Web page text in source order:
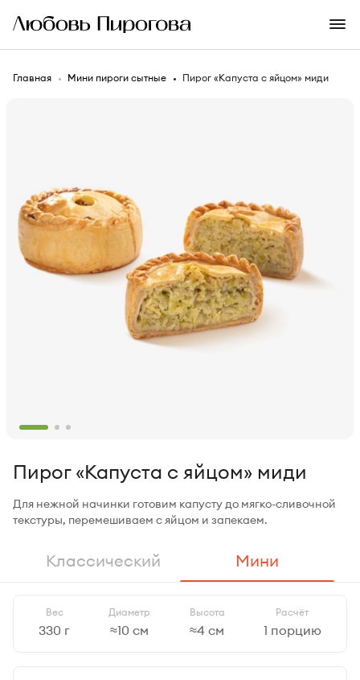
Главная Мини пироги сытные Пирог «Капуста с яйцом» миди
Пирог «Капуста с яйцом» миди
Для нежной начинки готовим капусту до мягко-сливочной
текстуры, перемешиваем с яйцом и запекаем.
Классический Мини
Вес
330 г
Диаметр
≈10 см
Высота
≈4 см
Расчёт
1 порцию